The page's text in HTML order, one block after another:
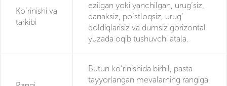
Ko’rinishi va
tarkibi
ezilgan yoki yanchilgan, urug’siz,
danaksiz, po’stloqsiz, urug’
qoldiqlarisiz va dumsiz gorizontal
yuzada oqib tushuvchi atala.
Butun ko’rinishida birhil, pasta
tayyorlangan mevalarning rangiga